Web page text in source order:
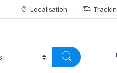
Localisation